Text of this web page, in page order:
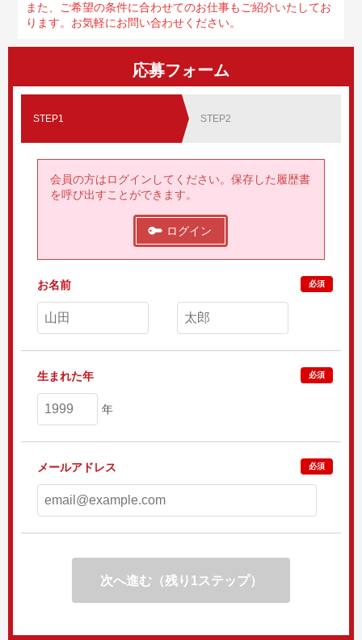
また、ご希望の条件に合わせてのお仕事もご紹介いたしてお
ります。お気軽にお問い合わせください。
応募フォーム
STEP1 STEP2
会員の方はログインしてください。保存した履歴書
を呼び出すことができます。
ログイン
お名前 必須
生まれた年 必須
年
メールアドレス 必須
次へ進む（残り1ステップ）